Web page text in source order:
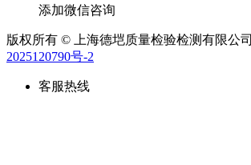
添加微信咨询
版权所有 © 上海德垲质量检验检测有限公司
2025120790号-2
客服热线